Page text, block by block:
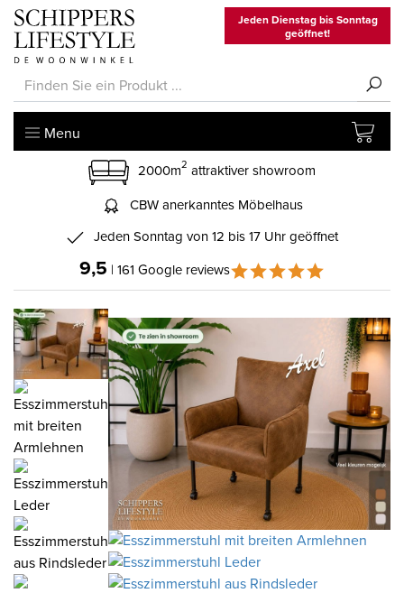
Jeden Dienstag bis Sonntag
geöffnet!
Menu
2000m2 attraktiver showroom
CBW anerkanntes Möbelhaus
Jeden Sonntag von 12 bis 17 Uhr geöffnet
9,5 | 161 Google reviews